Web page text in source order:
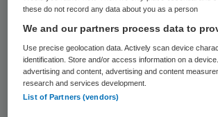
Uiteindelijk gaat het om
lakken en sfeer scheppen op de
Zo simpel is het stellen zij.
Niveau 1 of 2
these do not record any data about you as a person
We and our partners process data to
Use precise geolocation data. Actively scan device
identification. Store and/or access information on a
advertising and content, advertising and content
research and services development.
List of Partners (vendors)